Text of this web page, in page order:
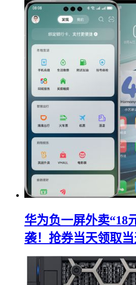
华为负一屏外卖“18
袭！抢券当天领取